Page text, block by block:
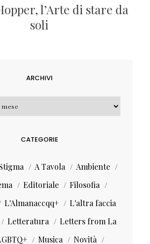
l’Arte di stare da
soli
ARCHIVI
CATEGORIE
A Tavola
Ambiente
Editoriale
Filosofia
L'Almanaccqq+
L'altra faccia
Letteratura
Letters from La
Musica
Novità